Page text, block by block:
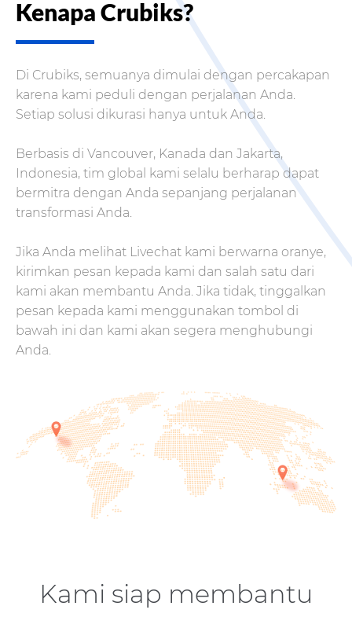
Kenapa Crubiks?
Di Crubiks, semuanya dimulai dengan percakapan
karena kami peduli dengan perjalanan Anda.
Setiap solusi dikurasi hanya untuk Anda.
Berbasis di Vancouver, Kanada dan Jakarta,
Indonesia, tim global kami selalu berharap dapat
bermitra dengan Anda sepanjang perjalanan
transformasi Anda.
Jika Anda melihat Livechat kami berwarna oranye,
kirimkan pesan kepada kami dan salah satu dari
kami akan membantu Anda. Jika tidak, tinggalkan
pesan kepada kami menggunakan tombol di
bawah ini dan kami akan segera menghubungi
Anda.
Kami siap membantu